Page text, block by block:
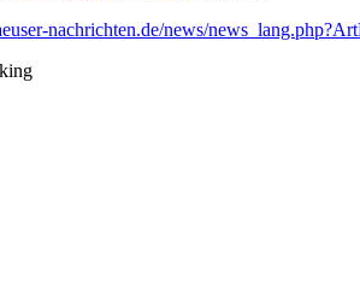
nachrichten.de/news/